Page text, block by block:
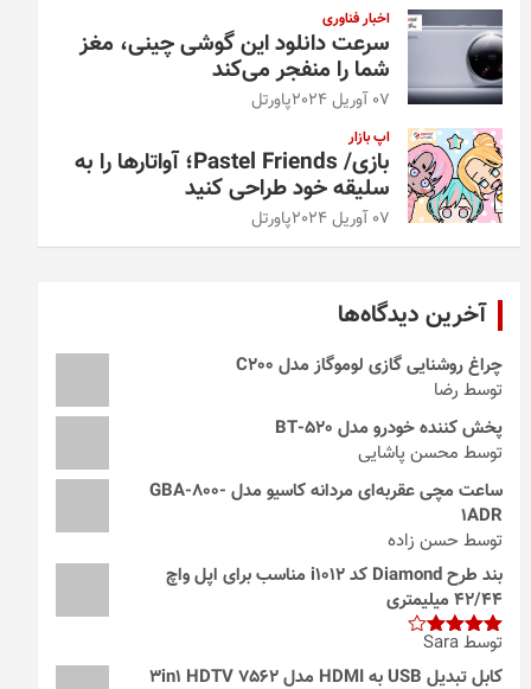
اخبار فناوری
سرعت دانلود این گوشی چینی، مغز
شما را منفجر می‌کند
07 آوریل 2024 پاورتل
اپ بازار
بازی/ Pastel Friends؛ آواتارها را به
سلیقه خود طراحی کنید
07 آوریل 2024 پاورتل
آخرین دیدگاه‌ها
چراغ روشنایی گازی لوموگاز مدل C200
توسط رضا
پخش کننده خودرو مدل 520-BT
توسط محسن پاشایی
ساعت مچی عقربه‌ای مردانه کاسیو مدل GBA-800-
1ADR
توسط حسن زاده
بند طرح Diamond کد i1012 مناسب برای اپل واچ
42/44 میلیمتری
امتیاز4
از 5
توسط Sara
کابل تبدیل USB به HDMI مدل 3in1 HDTV 7562